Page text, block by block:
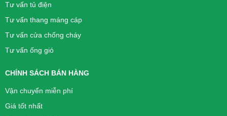
Tư vấn tủ điện
Tư vấn thang máng cáp
Tư vấn cửa chống cháy
Tư vấn ống gió
CHÍNH SÁCH BÁN HÀNG
Vận chuyển miễn phí
Giá tốt nhất